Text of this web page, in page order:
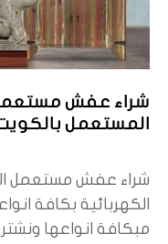
شراء عفش مستعمل
المستعمل
شراء عفش مستعمل
الكهربائية بكافة
مبكافة انواعها